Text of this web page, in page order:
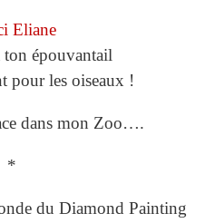
Eliane
épouvantail
pour les oiseaux !
dans mon Zoo….
*
du Diamond Painting